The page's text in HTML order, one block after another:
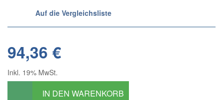
Auf die Vergleichsliste
94,36 €
Inkl. 19% MwSt.
IN DEN WARENKORB